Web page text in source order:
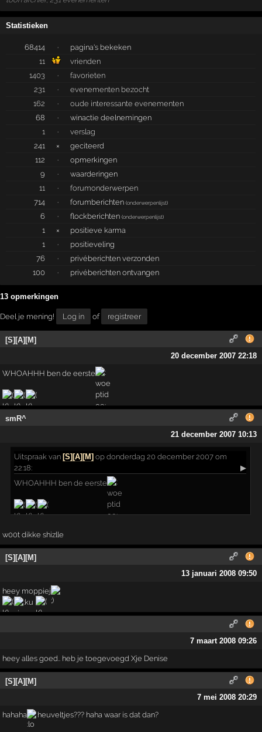
Statistieken
68414 ·
pagina's bekeken
11
vrienden
1403
·
favorieten
231
·
evenementen bezocht
162
·
oude interessante evenementen
68
·
winactie deelnemingen
1
·
verslag
241
×
geciteerd
112
·
opmerkingen
9
·
waarderingen
11
·
forumonderwerpen
714
· forumberichten(onderwerpenlijst)
6 · flockberichten(onderwerpenlijst)
1 ×
positieve karma
1
·
positieveling
76
·
privéberichten verzonden
100
· privéberichten ontvangen
13 opmerkingen
Deel je mening! Log in of registreer
[S][A][M]
20 december 2007 22:18
WHOAHHH ben de eerste
smR^
21 december 2007 10:13
Uitspraak van[S][A][M] op donderdag 20 december 2007 om
22:18:
▶
WHOAHHH ben de eerste
w00t dikke shizlle
[S][A][M]
13 januari 2008 09:50
heey moppiej
7 maart 2008 09:26
heey alles goed.. heb je toegevoegd Xje Denise
[S][A][M]
7 mei 2008 20:29
hahaha heuveltjes??? haha waar is dat dan?